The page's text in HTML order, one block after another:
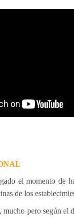
el momento de
de los
mucho pero según el